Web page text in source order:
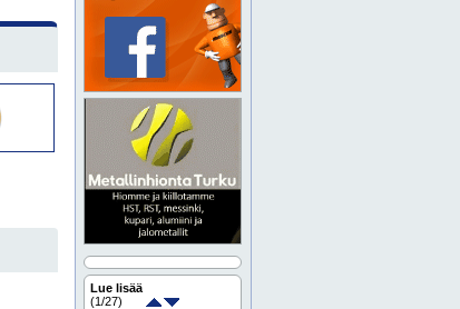
Lue lisää
(1/27)